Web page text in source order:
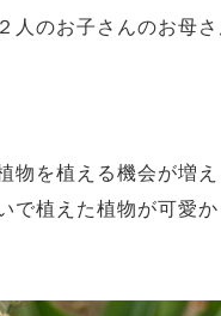
人のお子さんのお母
物を植える機会が増
で植えた植物が可愛